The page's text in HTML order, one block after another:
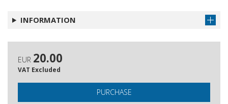
INFORMATION
EUR 20.00
VAT Excluded
PURCHASE